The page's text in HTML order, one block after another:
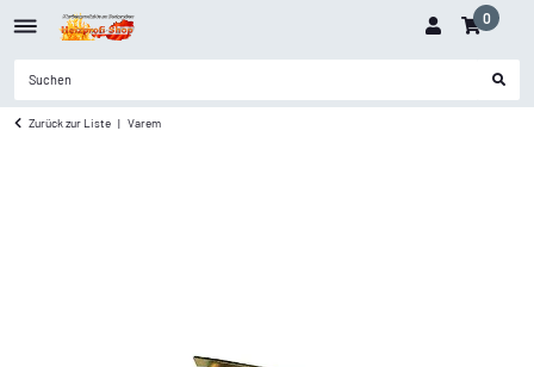
0
Zurück zur Liste Varem